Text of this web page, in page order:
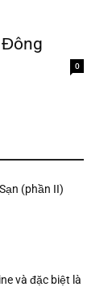
Đông
0
(phần II)
và đặc biệt là